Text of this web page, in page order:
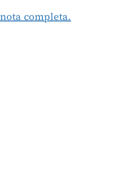
completa.